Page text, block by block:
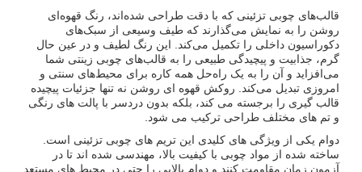
قالب‌های چوبی تزئینی که با دقت طراحی شده‌اند، رنگ قهوه‌ای
روشن را به نمایش می‌گذارند که طیف وسیعی از سبک‌های
دکوراسیون داخلی را تکمیل می‌کند. این رنگ لطیف و در عین حال
گرم، جذابیت و پیچیدگی طبیعی را به قالب‌های چوبی زینتی شما
می‌افزاید و آن را به یک راه‌حل همه کاره برای محیط‌های سنتی و
امروزی تبدیل می‌کند. روکش قهوه ای روشن نه تنها جزئیات پیچیده
قالب گیری را برجسته می کند، بلکه بدون دردسر با پالت های رنگی
و تم های مختلف طراحی ترکیب می شود.
دوام یکی از ویژگی های کلیدی این تریم های چوبی تزئینی است.
ساخته شده از مواد چوبی با کیفیت بالا، مهندسی شده اند تا در
آزمون زمان مقاومت کنند و دوام بالایی را حتی در محیط های مستعد